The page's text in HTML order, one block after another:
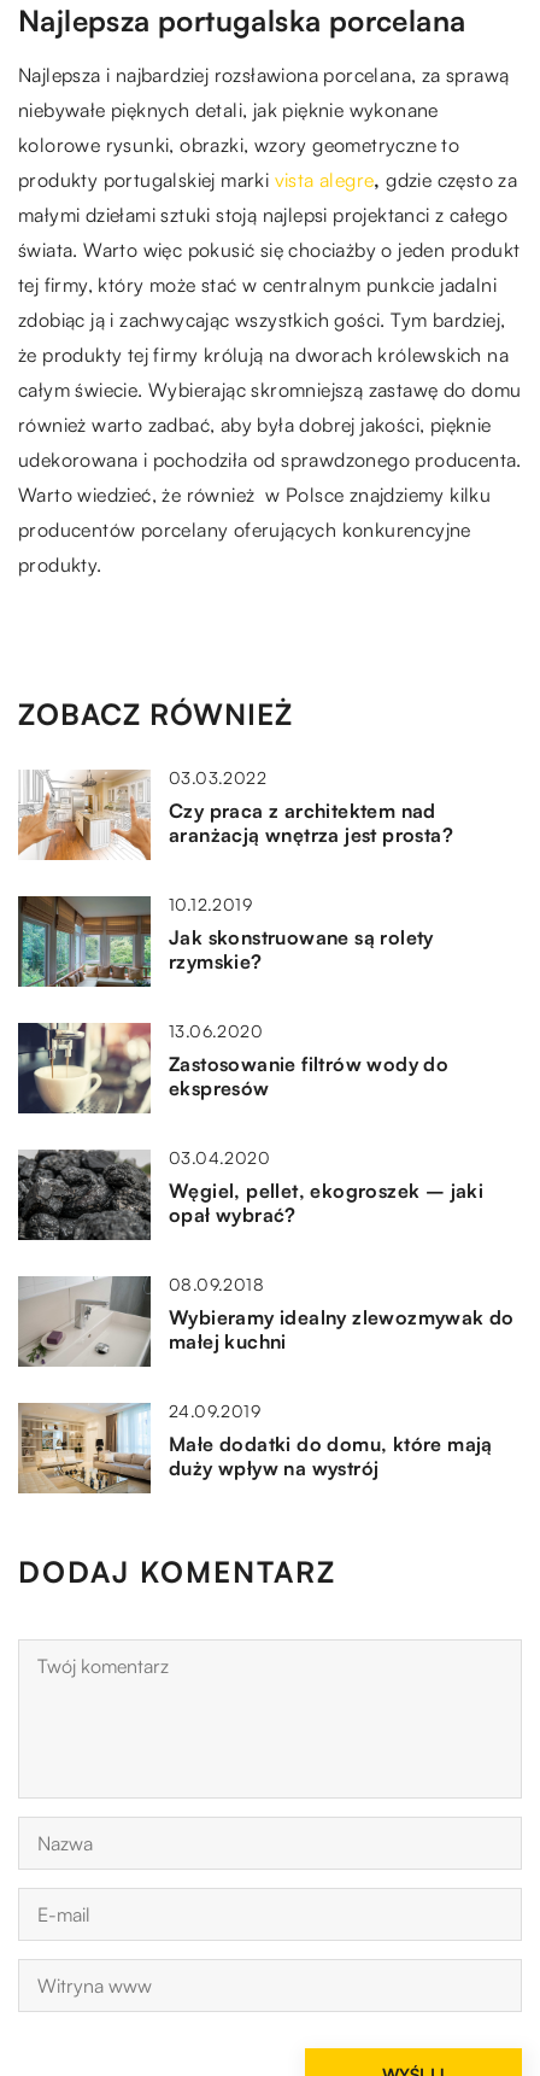
Najlepsza portugalska porcelana
Najlepsza i najbardziej rozsławiona porcelana, za sprawą
niebywałe pięknych detali, jak pięknie wykonane
kolorowe rysunki, obrazki, wzory geometryczne to
produkty portugalskiej marki vista alegre,gdzie często za
małymi dziełami sztuki stoją najlepsi projektanci z całego
świata. Warto więc pokusić się chociażby o jeden produkt
tej firmy, który może stać w centralnym punkcie jadalni
zdobiąc ją i zachwycając wszystkich gości. Tym bardziej,
że produkty tej firmy królują na dworach królewskich na
całym świecie. Wybierając skromniejszą zastawę do domu
również warto zadbać, aby była dobrej jakości, pięknie
udekorowana i pochodziła od sprawdzonego producenta.
Warto wiedzieć, że również w Polsce znajdziemy kilku
producentów porcelany oferujących konkurencyjne
produkty.
ZOBACZ RÓWNIEŻ
03.03.2022
Czy praca z architektem nad
aranżacją wnętrza jest prosta?
10.12.2019
Jak skonstruowane są rolety
rzymskie?
13.06.2020
Zastosowanie filtrów wody do
ekspresów
03.04.2020
Węgiel, pellet, ekogroszek – jaki
opał wybrać?
08.09.2018
Wybieramy idealny zlewozmywak do
małej kuchni
24.09.2019
Małe dodatki do domu, które mają
duży wpływ na wystrój
DODAJ KOMENTARZ